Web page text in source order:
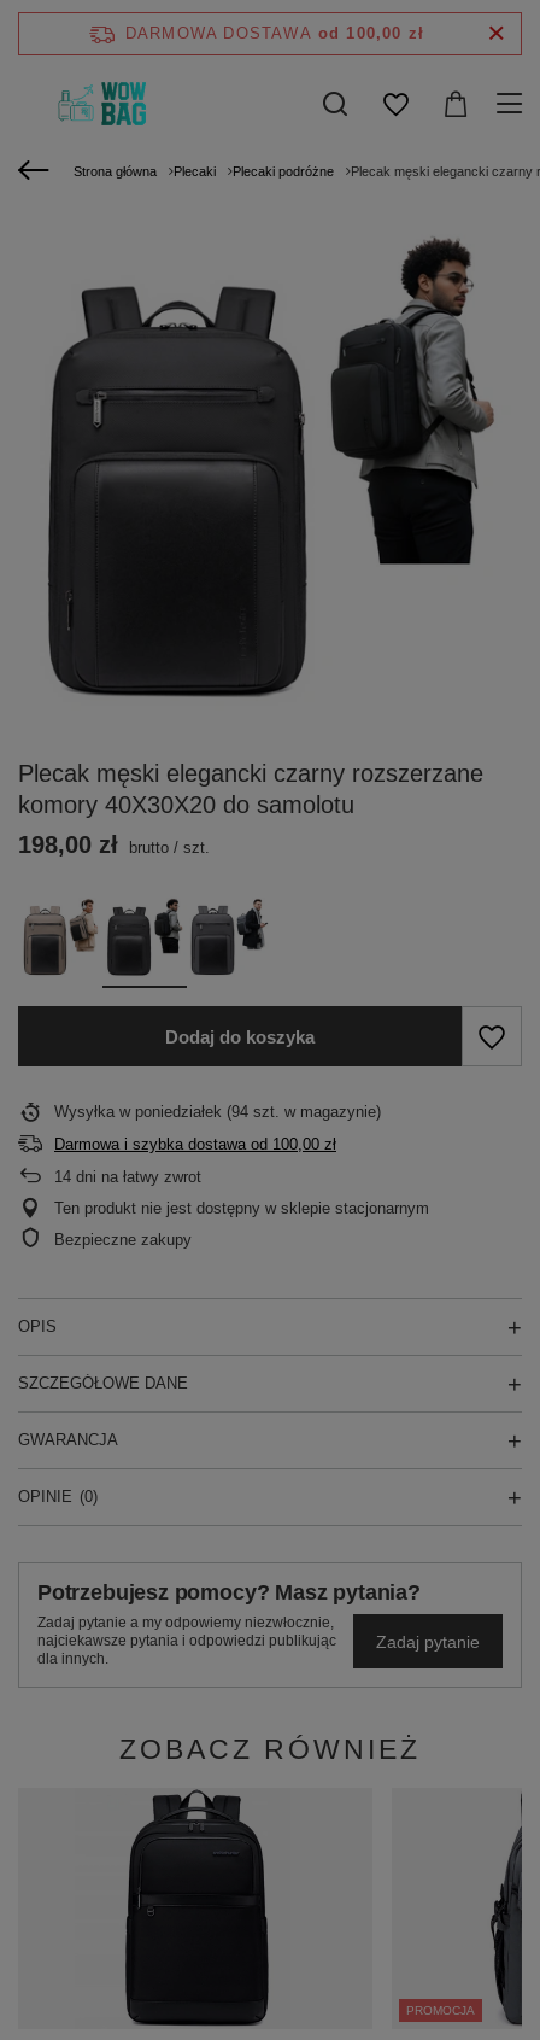
DARMOWA DOSTAWA od 100,00 zł
Strona główna Plecaki Plecaki podróżne Plecak męski elegancki czarny
Plecak męski elegancki czarny rozszerzane
komory 40X30X20 do samolotu
198,00 zł
brutto / szt.
Dodaj do koszyka
Wysyłka w poniedziałek (94 szt. w magazynie)
Darmowa i szybka dostawa od 100,00 zł
14 dni na łatwy zwrot
Ten produkt nie jest dostępny w sklepie stacjonarnym
Bezpieczne zakupy
OPIS
SZCZEGÓŁOWE DANE
GWARANCJA
OPINIE (0)
Potrzebujesz pomocy? Masz pytania?
Zadaj pytanie a my odpowiemy niezwłocznie,
najciekawsze pytania i odpowiedzi publikując
dla innych.
Zadaj pytanie
ZOBACZ RÓWNIEŻ
PROMOCJA